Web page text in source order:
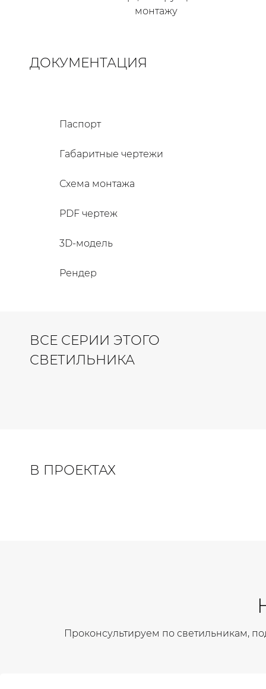
монтажу
ДОКУМЕНТАЦИЯ
Паспорт
Габаритные чертежи
Схема монтажа
PDF чертеж
3D-модель
Рендер
ВСЕ СЕРИИ ЭТОГО
СВЕТИЛЬНИКА
В ПРОЕКТАХ
Проконсультируем по светильникам,